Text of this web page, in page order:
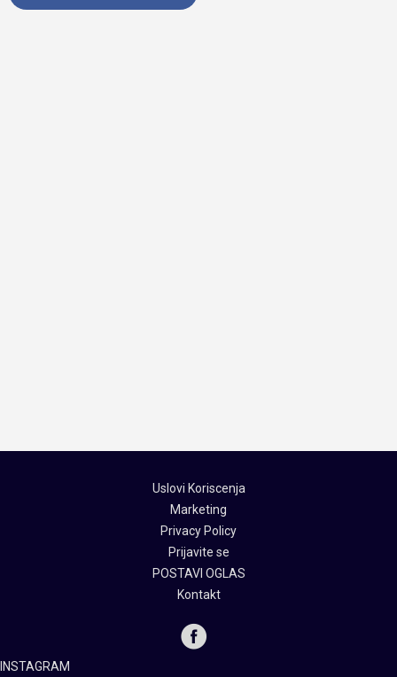
Uslovi Koriscenja
Marketing
Privacy Policy
Prijavite se
POSTAVI OGLAS
Kontakt
INSTAGRAM